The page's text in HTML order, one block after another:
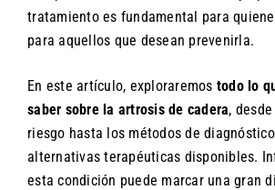
tratamiento es fundamental para
para aquellos que desean prevenirla.
En este artículo, exploraremos todo lo
saber sobre la artrosis de cadera,
riesgo hasta los métodos de
alternativas terapéuticas disponibles.
esta condición puede marcar una gran